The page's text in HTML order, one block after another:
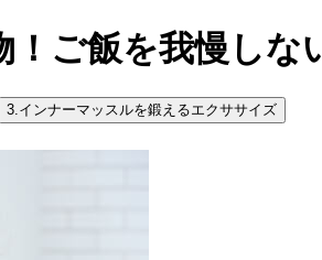
ご飯を我慢しな
3.インナーマッスルを鍛えるエクササイズ